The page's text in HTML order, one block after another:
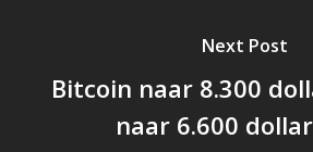
Next Post
Bitcoin naar 8.300
naar 6.600